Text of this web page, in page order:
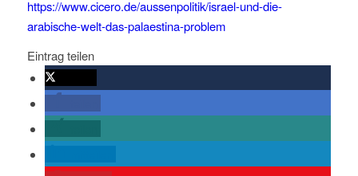
https://www.cicero.de/aussenpolitik/israel-und-die-
arabische-welt-das-palaestina-problem
Eintrag teilen